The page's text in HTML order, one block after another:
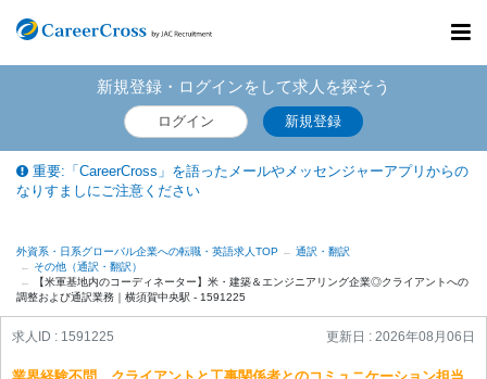
新規登録・ログインをして求人を探そう
ログイン 新規登録
重要:「CareerCross」を語ったメールやメッセンジャーアプリからの
なりすましにご注意ください
外資系・日系グローバル企業への転職・英語求人TOP
通訳・翻訳
その他（通訳・翻訳）
【米軍基地内のコーディネーター】米・建築＆エンジニアリング企業◎クライアントへの
調整および通訳業務｜横須賀中央駅 - 1591225
求人ID : 1591225 更新日 : 2026年08月06日